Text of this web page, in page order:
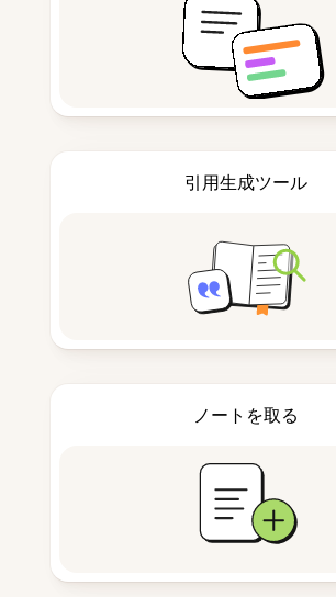
引用生成ツール
ノートを取る